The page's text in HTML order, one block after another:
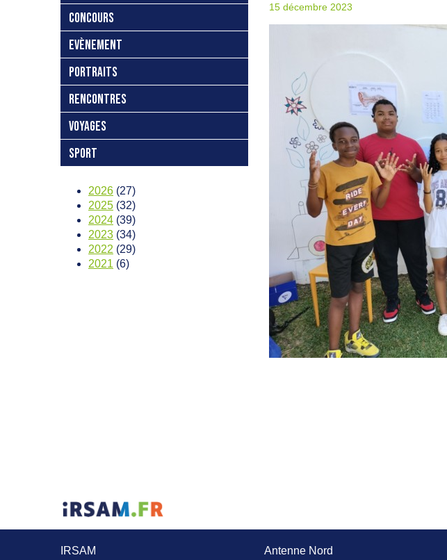
CONCOURS
EVÈNEMENT
PORTRAITS
RENCONTRES
VOYAGES
SPORT
2026 (27)
2025 (32)
2024 (39)
2023 (34)
2022 (29)
2021 (6)
15 décembre 2023
IRSAM
Antenne Nord